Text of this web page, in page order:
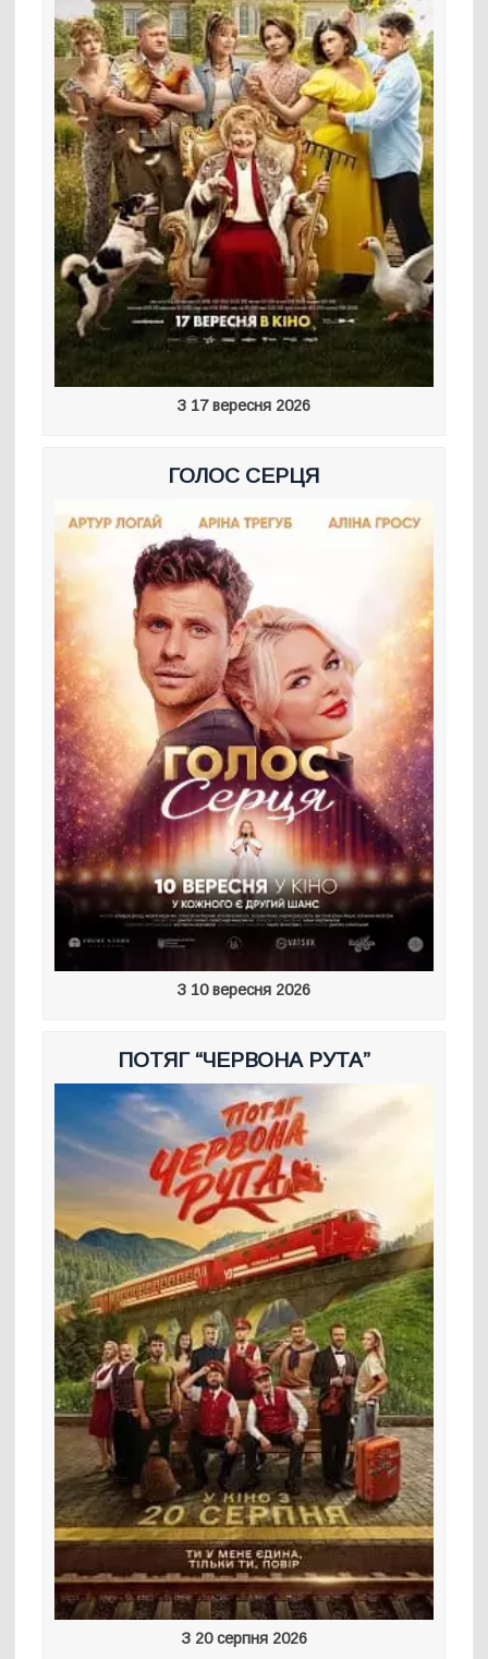
З 17 вересня 2026
ГОЛОС СЕРЦЯ
З 10 вересня 2026
ПОТЯГ “ЧЕРВОНА РУТА”
З 20 серпня 2026